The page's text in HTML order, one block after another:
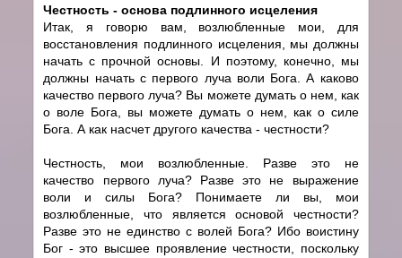
Честность - основа подлинного исцеления
Итак, я говорю вам, возлюбленные мои, для
восстановления подлинного исцеления, мы должны
начать с прочной основы. И поэтому, конечно, мы
должны начать с первого луча воли Бога. А каково
качество первого луча? Вы можете думать о нем, как
о воле Бога, вы можете думать о нем, как о силе
Бога. А как насчет другого качества - честности?
Честность, мои возлюбленные. Разве это не
качество первого луча? Разве это не выражение
воли и силы Бога? Понимаете ли вы, мои
возлюбленные, что является основой честности?
Разве это не единство с волей Бога? Ибо воистину
Бог - это высшее проявление честности, поскольку